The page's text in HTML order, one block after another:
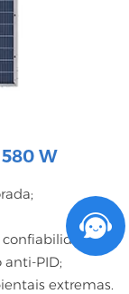
W
PID;
extremas.